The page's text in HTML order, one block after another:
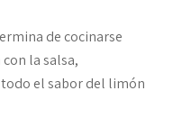
de cocinarse
la salsa,
el sabor del limón